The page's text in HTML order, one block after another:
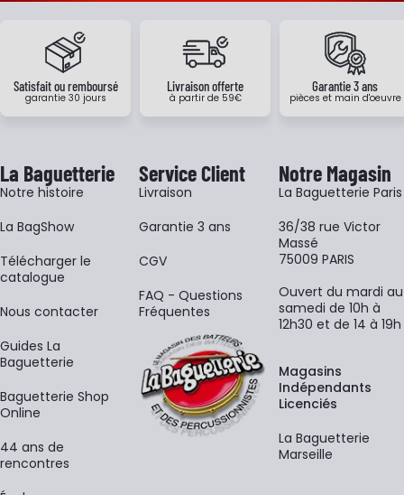
Satisfait ou remboursé
garantie 30 jours
Livraison offerte
à partir de 59€
Garantie 3 ans
pièces et main d'oeuvre
La Baguetterie
Notre histoire
La BagShow
​Télécharger le
catalogue
Nous contacter
Guides La
Baguetterie
Baguetterie Shop
Online
44 ans de
rencontres
Service Client
Livraison
Garantie 3 ans
CGV
FAQ - Questions
Fréquentes
Notre Magasin
La Baguetterie Paris
36/38 rue Victor
Massé
75009 PARIS
Ouvert du mardi au
samedi de 10h à
12h30 et de 14 à 19h
Magasins
Indépendants
Licenciés
La Baguetterie
Marseille